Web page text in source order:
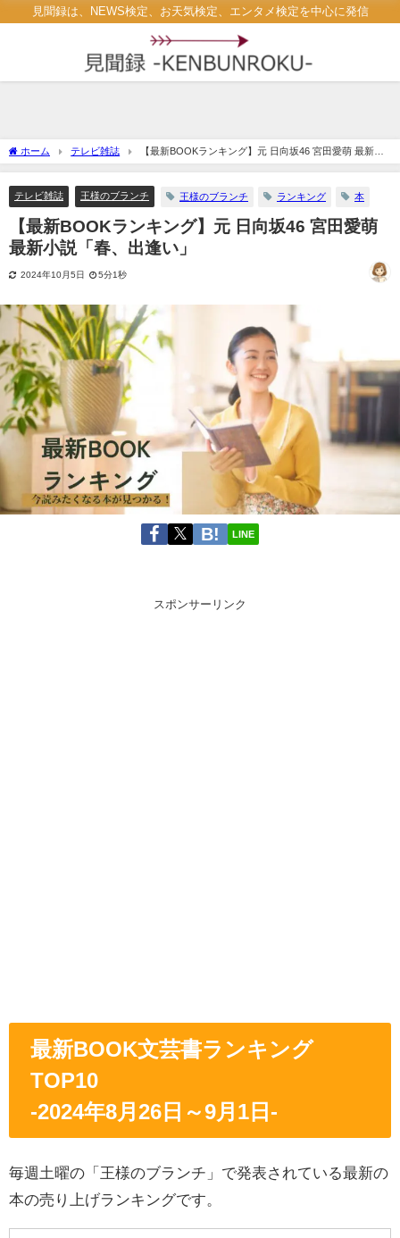
見聞録は、NEWS検定、お天気検定、エンタメ検定を中心に発信
ホーム テレビ雑誌
【最新BOOKランキング】元 日向坂46 宮田愛萌 最新小
説「春、出逢い」
テレビ雑誌 王様のブランチ 王様のブランチ ランキング 本
【最新BOOKランキング】元 日向坂46 宮田愛萌
最新小説「春、出逢い」
2024年10月5日 5分1秒
LINE
スポンサーリンク
最新BOOK文芸書ランキング
TOP10
-2024年8月26日～9月1日 -
毎週土曜の「王様のブランチ」で発表されている最新の
本の売り上げランキングです。